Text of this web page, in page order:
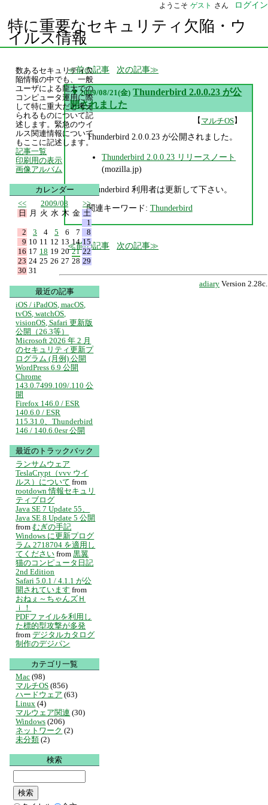
ようこそ ゲスト さん ログイン
特に重要なセキュリティ欠陥・ウ
イルス情報
前の記事 次の記事
▼ 2009/08/21(金) Thunderbird 2.0.0.23 が公
開されました
【マルチOS】
Thunderbird 2.0.0.23 が公開されました。
Thunderbird 2.0.0.23 リリースノート
(mozilla.jp)
Thunderbird 利用者は更新して下さい。
関連キーワード: Thunderbird
前の記事 次の記事
adiary Version 2.28c.
数あるセキュリティ欠
陥情報の中でも、一般
ユーザによる龍大での
コンピュータ運用に際
して特に重大だと考え
られるものについて記
述します。緊急のウイ
ルス関連情報について
もここに記述します。
記事一覧
印刷用の表示
画像アルバム
カレンダー
<<
2009/08
>>
日
月 火 水 木 金 土
1
2
3 4 5 6 7
8
9 10 11 12 13 14 15
16 17 18 19 20 21 22
23 24 25 26 27 28 29
30 31
最近の記事
iOS / iPadOS, macOS,
tvOS, watchOS,
visionOS, Safari 更新版
公開（26.3等）
Microsoft 2026 年 2 月
のセキュリティ更新プ
ログラム (月例) 公開
WordPress 6.9 公開
Chrome
143.0.7499.109/.110 公
開
Firefox 146.0 / ESR
140.6.0 / ESR
115.31.0、Thunderbird
146 / 140.6.0esr 公開
最近のトラックバック
ランサムウェア
TeslaCrypt（vvv ウイ
ルス）について from
rootdown 情報セキュリ
ティブログ
Java SE 7 Update 55、
Java SE 8 Update 5 公開
from むぎの手記
Windows に更新プログ
ラム 2718704 を適用し
てください from 黒翼
猫のコンピュータ日記
2nd Edition
Safari 5.0.1 / 4.1.1 が公
開されています from
おねぇ～ちゃんズＨ
ｉ！
PDFファイルを利用し
た標的型攻撃が多発
from デジタルカタログ
制作のデジパン
カテゴリ一覧
Mac (98)
マルチOS (856)
ハードウェア (63)
Linux (4)
マルウェア関連 (30)
Windows (206)
ネットワーク (2)
未分類 (2)
検索